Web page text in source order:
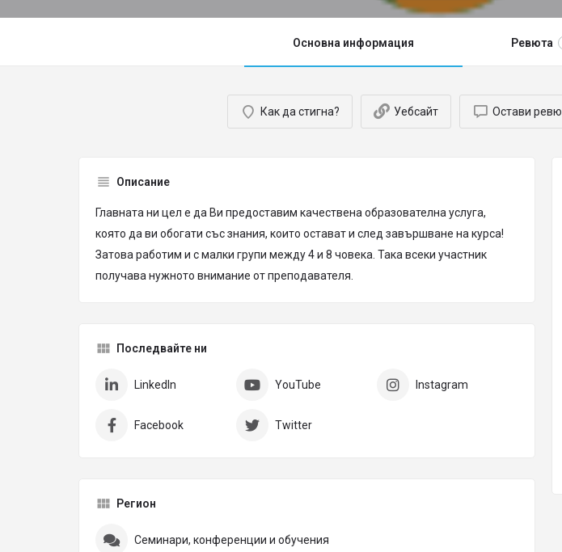
Основна информация Ревюта
Как да стигна? Уебсайт Остави ревю
Описание
Главната ни цел е да Ви предоставим качествена образователна услуга,
която да ви обогати със знания, които остават и след завършване на курса!
Затова работим и с малки групи между 4 и 8 човека. Така всеки участник
получава нужното внимание от преподавателя.
Последвайте ни
LinkedIn YouTube Instagram
Facebook Twitter
Регион
Семинари, конференции и обучения